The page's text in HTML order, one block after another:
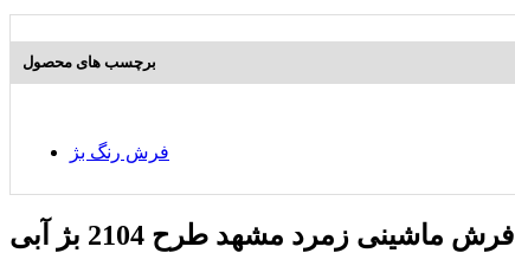
برچسب های محصول
فرش رنگ بژ
فرش ماشینی زمرد مشهد طرح 2104 بژ آبی